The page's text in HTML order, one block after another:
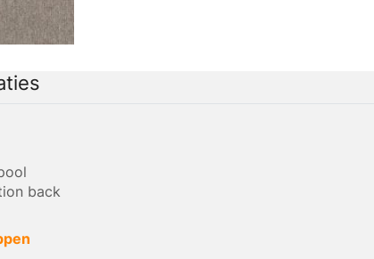
back